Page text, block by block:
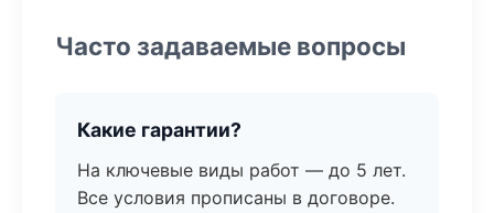
Часто задаваемые вопросы
Какие гарантии?
На ключевые виды работ — до 5 лет.
Все условия прописаны в договоре.